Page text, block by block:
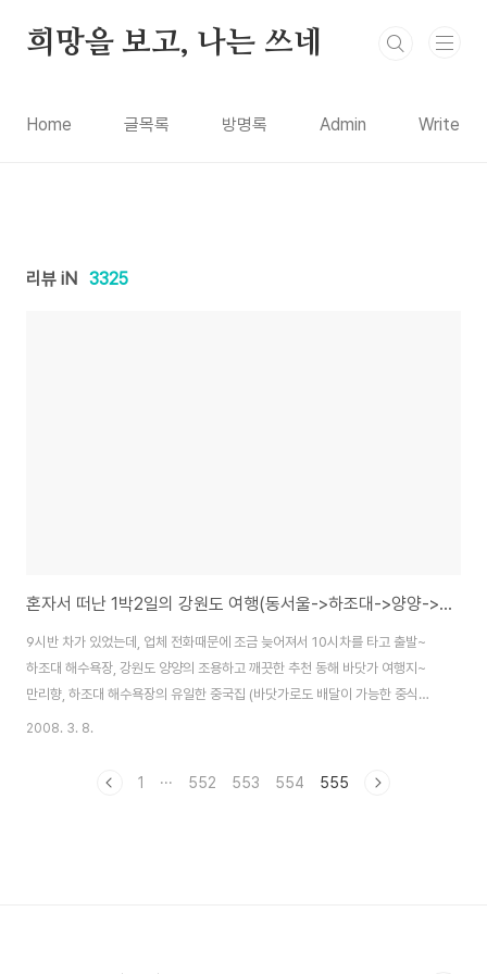
희망을 보고, 나는 쓰네
Home 글목록 방명록 Admin Write
리뷰 iN 3325
혼자서 떠난 1박2일의 강원도 여행(동서울->하조대->양양->서울고속버스터미널 코스)
9시반 차가 있었는데, 업체 전화때문에 조금 늦어져서 10시차를 타고 출발~
하조대 해수욕장, 강원도 양양의 조용하고 깨끗한 추천 동해 바닷가 여행지~
만리향, 하조대 해수욕장의 유일한 중국집 (바닷가로도 배달이 가능한 중식집)
하조대 등대에서 바다를 바라보며 하조대의 거친 파도의 멋진 겨울바다 풍경
의 아담하고 깨끗한 강력추천 해수욕장 강원도 고성 통일전망대교회, 한국(남
2008. 3. 8.
1 ··· 552 553 554 555